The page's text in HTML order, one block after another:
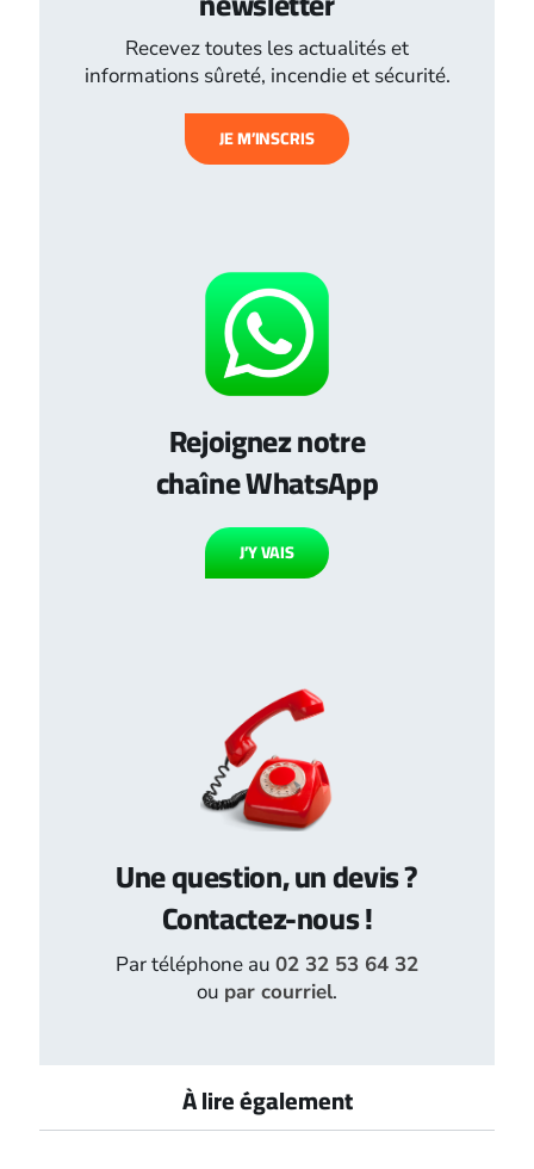
Recevez toutes les actualités et
informations sûreté, incendie et sécurité.
JE M’INSCRIS
Rejoignez notre
chaîne WhatsApp
J’Y VAIS
Une question, un devis ?
Contactez-nous !
Par téléphone au 02 32 53 64 32
ou par courriel.
À lire également